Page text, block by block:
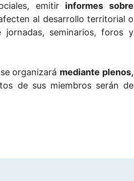
emitir informes sobre
al desarrollo territorial o
seminarios, foros y
organizará mediante plenos,
de sus miembros serán de